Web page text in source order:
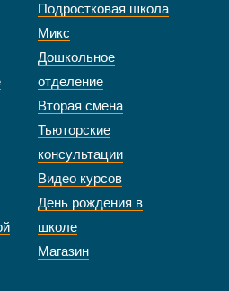
Подростковая школа
Микс
Дошкольное
отделение
Вторая смена
Тьюторские
консультации
Видео курсов
День рождения в
школе
Магазин